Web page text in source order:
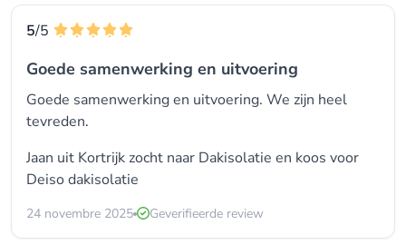
5/5
Goede samenwerking en uitvoering
Goede samenwerking en uitvoering. We zijn heel
tevreden.
Jaan uit Kortrijk zocht naar Dakisolatie en koos voor
Deiso dakisolatie
24 novembre 2025 Geverifieerde review